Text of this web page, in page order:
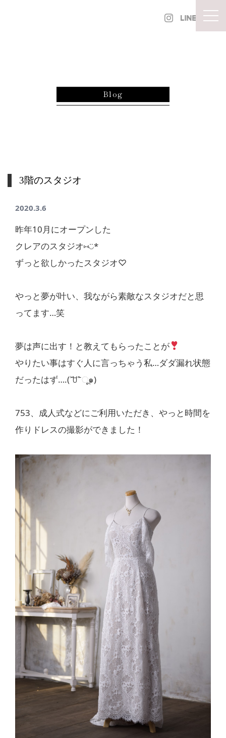
Blog
3階のスタジオ
2020.3.6
昨年10月にオープンした
クレアのスタジオ⑅◡̈*
ずっと欲しかったスタジオ♡
やっと夢が叶い、我ながら素敵なスタジオだと思
ってます…笑
夢は声に出す！と教えてもらったことが
やりたい事はすぐ人に言っちゃう私…ダダ漏れ状態
だったはず….(˃᷄ꇴ˂᷅ ૂ๑)
753、成人式などにご利用いただき、やっと時間を
作りドレスの撮影ができました！